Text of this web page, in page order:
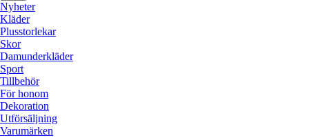
Nyheter
Kläder
Plusstorlekar
Skor
Damunderkläder
Sport
Tillbehör
För honom
Dekoration
Utförsäljning
Varumärken